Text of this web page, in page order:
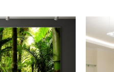
wiele
wariantów.
Opcje